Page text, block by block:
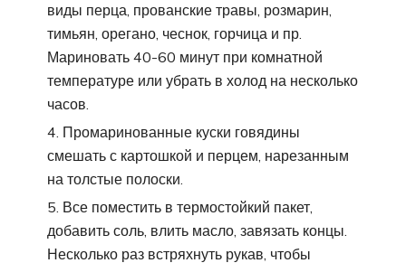
виды перца, прованские травы, розмарин,
тимьян, орегано, чеснок, горчица и пр.
Мариновать 40-60 минут при комнатной
температуре или убрать в холод на несколько
часов.
Промаринованные куски говядины
смешать с картошкой и перцем, нарезанным
на толстые полоски.
Все поместить в термостойкий пакет,
добавить соль, влить масло, завязать концы.
Несколько раз встряхнуть рукав, чтобы